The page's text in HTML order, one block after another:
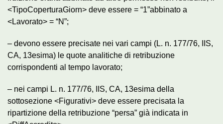
<TipoCoperturaGiorn> deve essere = “1”abbinato a
<Lavorato> = “N”;
– devono essere precisate nei vari campi (L. n. 177/76, IIS,
CA, 13esima) le quote analitiche di retribuzione
corrispondenti al tempo lavorato;
– nei campi L. n. 177/76, IIS, CA, 13esima della
sottosezione <Figurativi> deve essere precisata la
ripartizione della retribuzione “persa” già indicata in